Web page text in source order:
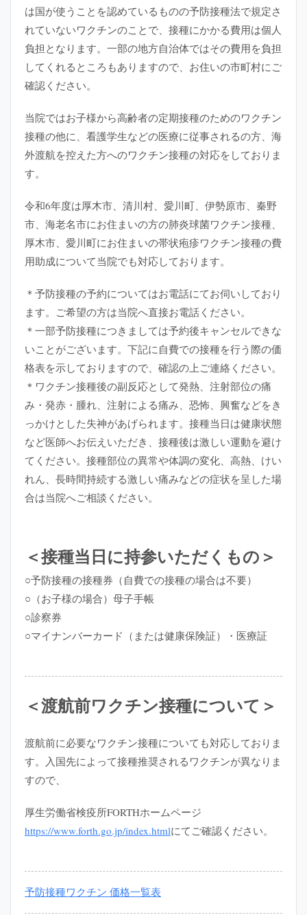
は国が使うことを認めているものの予防接種法で規定さ
れていないワクチンのことで、接種にかかる費用は個人
負担となります。一部の地方自治体ではその費用を負担
してくれるところもありますので、お住いの市町村にご
確認ください。
当院ではお子様から高齢者の定期接種のためのワクチン
接種の他に、看護学生などの医療に従事されるの方、海
外渡航を控えた方へのワクチン接種の対応をしておりま
す。
令和6年度は厚木市、清川村、愛川町、伊勢原市、秦野
市、海老名市にお住まいの方の肺炎球菌ワクチン接種、
厚木市、愛川町にお住まいの帯状疱疹ワクチン接種の費
用助成について当院でも対応しております。
＊予防接種の予約についてはお電話にてお伺いしており
ます。ご希望の方は当院へ直接お電話ください。
＊一部予防接種につきましては予約後キャンセルできな
いことがございます。下記に自費での接種を行う際の価
格表を示しておりますので、確認の上ご連絡ください。
＊ワクチン接種後の副反応として発熱、注射部位の痛
み・発赤・腫れ、注射による痛み、恐怖、興奮などをき
っかけとした失神があげられます。接種当日は健康状態
など医師へお伝えいただき、接種後は激しい運動を避け
てください。接種部位の異常や体調の変化、高熱、けい
れん、長時間持続する激しい痛みなどの症状を呈した場
合は当院へご相談ください。
＜接種当日に持参いただくもの＞
○予防接種の接種券（自費での接種の場合は不要）
○（お子様の場合）母子手帳
○診察券
○マイナンバーカード（または健康保険証）・医療証
＜渡航前ワクチン接種について＞
渡航前に必要なワクチン接種についても対応しておりま
す。入国先によって接種推奨されるワクチンが異なりま
すので、
厚生労働省検疫所FORTHホームページ
https://www.forth.go.jp/index.htmlにてご確認ください。
予防接種ワクチン 価格一覧表